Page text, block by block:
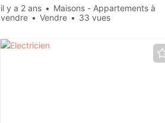
il y a 2 ans
Maisons - Appartements à
vendre
Vendre 33 vues